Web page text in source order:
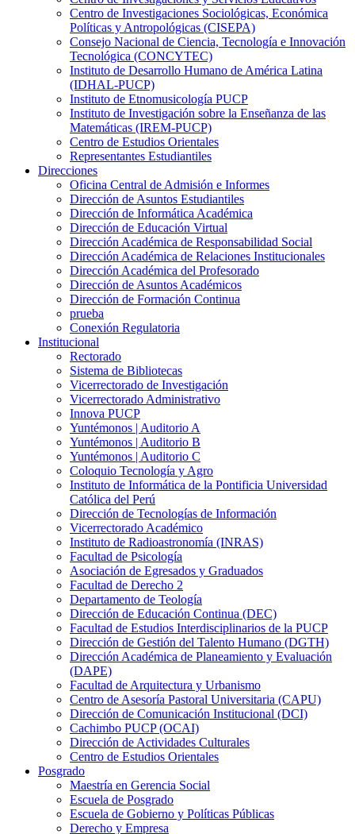
Centro de Investigaciones Sociológicas, Económica
Políticas y Antropológicas (CISEPA)
Consejo Nacional de Ciencia, Tecnología e Innovación
Tecnológica (CONCYTEC)
Instituto de Desarrollo Humano de América Latina
(IDHAL-PUCP)
Instituto de Etnomusicología PUCP
Instituto de Investigación sobre la Enseñanza de las
Matemáticas (IREM-PUCP)
Centro de Estudios Orientales
Representantes Estudiantiles
Direcciones
Oficina Central de Admisión e Informes
Dirección de Asuntos Estudiantiles
Dirección de Informática Académica
Dirección de Educación Virtual
Dirección Académica de Responsabilidad Social
Dirección Académica de Relaciones Institucionales
Dirección Académica del Profesorado
Dirección de Asuntos Académicos
Dirección de Formación Continua
prueba
Conexión Regulatoria
Institucional
Rectorado
Sistema de Bibliotecas
Vicerrectorado de Investigación
Vicerrectorado Administrativo
Innova PUCP
Yuntémonos | Auditorio A
Yuntémonos | Auditorio B
Yuntémonos | Auditorio C
Coloquio Tecnología y Agro
Instituto de Informática de la Pontificia Universidad
Católica del Perú
Dirección de Tecnologías de Información
Vicerrectorado Académico
Instituto de Radioastronomía (INRAS)
Facultad de Psicología
Asociación de Egresados y Graduados
Facultad de Derecho 2
Departamento de Teología
Dirección de Educación Continua (DEC)
Facultad de Estudios Interdisciplinarios de la PUCP
Dirección de Gestión del Talento Humano (DGTH)
Dirección Académica de Planeamiento y Evaluación
(DAPE)
Facultad de Arquitectura y Urbanismo
Centro de Asesoría Pastoral Universitaria (CAPU)
Dirección de Comunicación Institucional (DCI)
Cachimbo PUCP (OCAI)
Dirección de Actividades Culturales
Centro de Estudios Orientales
Posgrado
Maestría en Gerencia Social
Escuela de Posgrado
Escuela de Gobierno y Políticas Públicas
Derecho y Empresa